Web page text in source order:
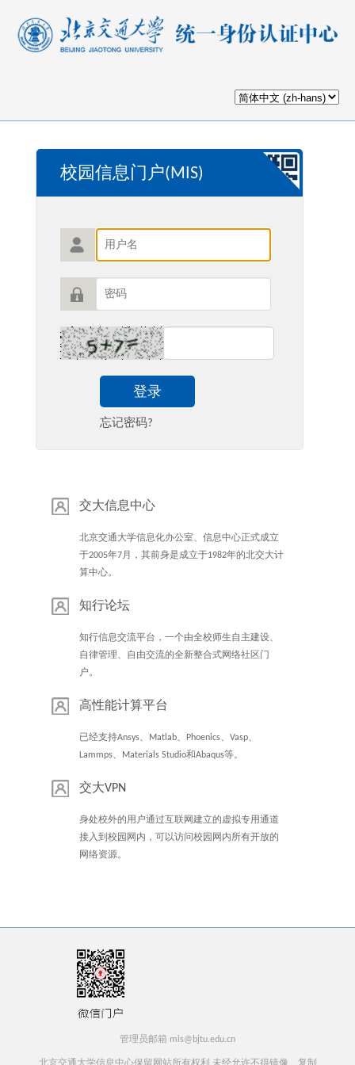
校园信息门户(MIS)
登录
忘记密码?
交大信息中心
北京交通大学信息化办公室、信息中心正式成立
于2005年7月，其前身是成立于1982年的北交大计
算中心。
知行论坛
知行信息交流平台，一个由全校师生自主建设、
自律管理、自由交流的全新整合式网络社区门
户。
高性能计算平台
已经支持Ansys、Matlab、Phoenics、Vasp、
Lammps、Materials Studio和Abaqus等。
交大VPN
身处校外的用户通过互联网建立的虚拟专用通道
接入到校园网内，可以访问校园网内所有开放的
网络资源。
管理员邮箱 mis@bjtu.edu.cn